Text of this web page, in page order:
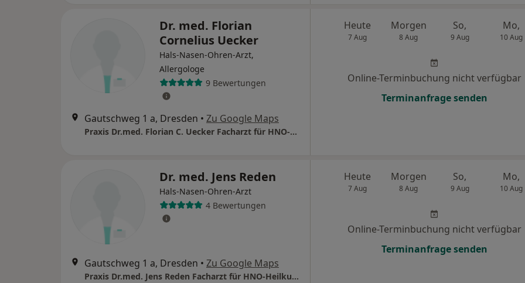
Dr. med. Florian
Cornelius Uecker
Hals-Nasen-Ohren-Arzt,
Allergologe
9 Bewertungen
Gautschweg 1 a, Dresden • Zu Google Maps
Praxis Dr.med. Florian C. Uecker Facharzt für HNO-Heilkunde
Heute
7 Aug
Morgen
8 Aug
So,
9 Aug
Mo,
10 Aug
Online-Terminbuchung nicht verfügbar
Terminanfrage senden
Dr. med. Jens Reden
Hals-Nasen-Ohren-Arzt
4 Bewertungen
Gautschweg 1 a, Dresden • Zu Google Maps
Praxis Dr.med. Jens Reden Facharzt für HNO-Heilkunde
Heute
7 Aug
Morgen
8 Aug
So,
9 Aug
Mo,
10 Aug
Online-Terminbuchung nicht verfügbar
Terminanfrage senden